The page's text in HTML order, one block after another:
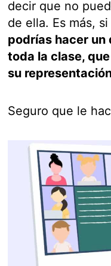
decir que no
de ella. Es más,
podrías hacer un
toda la clase,
su
Seguro que le